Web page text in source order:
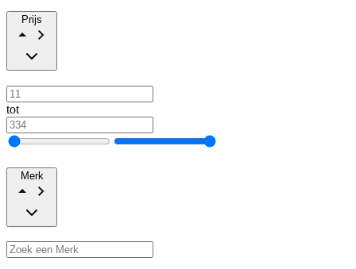
Prijs
tot
Merk